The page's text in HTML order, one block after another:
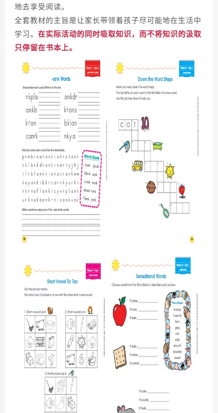
地去享受阅读。
全套教材的主旨是让家长带领着孩子尽可能地在生活中
学习。 在实际活动的同时吸取知识，而不将知识的汲取
只停留在书本上。